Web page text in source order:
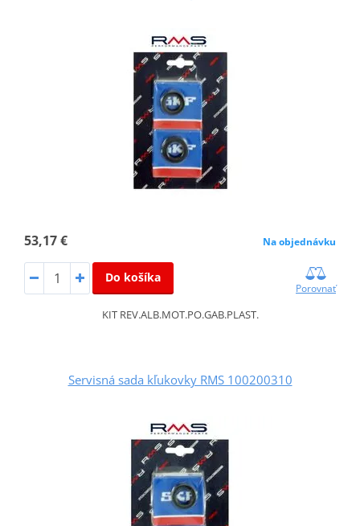
53,17 € Na objednávku
Do košíka
Porovnať
KIT REV.ALB.MOT.PO.GAB.PLAST.
Servisná sada kľukovky RMS 100200310